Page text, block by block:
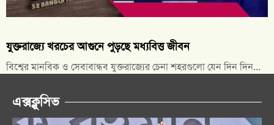
যুক্তরাজ্যে খরচের আগুনে পুড়ছে মধ্যবিত্ত জীবন
বিশ্বের মানবিক ও সেবাবান্ধব যুক্তরাজ্যের চেনা শহরগুলো যেন দিন দিন...
এক্সক্লুসিভ